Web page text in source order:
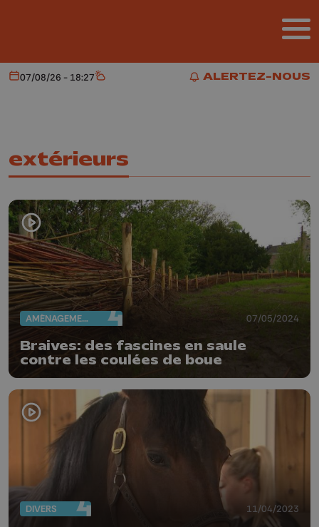
ALERTEZ-NOUS
ALERTEZ-NOUS
Aujourd'hui
07/08/26 - 18:27 Météo
extérieurs
AMÉNAGEMENT DU TERRITOIRE 07/05/2024
Braives: des fascines en saule
contre les coulées de boue
DIVERS 11/04/2023